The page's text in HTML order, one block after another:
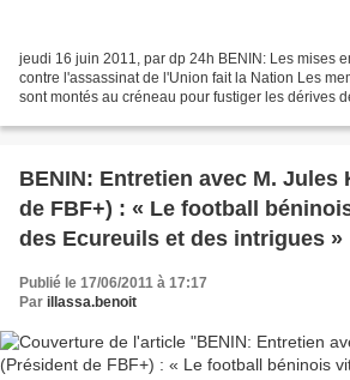
jeudi 16 juin 2011, par dp 24h BENIN: Les mises
contre l'assassinat de l'Union fait la Nation Les
sont montés au créneau pour fustiger les dérives
BENIN: Entretien avec M. Jules
de FBF+) : « Le football
des Ecureuils et des intrigues »
Publié le 17/06/2011 à 17:17
Par illassa.benoit